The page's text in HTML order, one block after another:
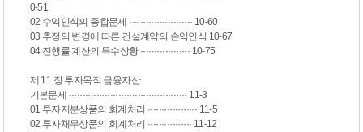
0-51
02 수익인식의 종합문제 ······················· 10-60
03 추정의 변경에 따른 건설계약의 손익인식 10-67
04 진행률 계산의 특수상황 ·················· 10-75
제 11 장 투자목적 금융자산
기본문제 ··········································· 11-3
01 투자지분상품의 회계처리 ·················· 11-5
02 투자채무상품의 회계처리 ················ 11-12